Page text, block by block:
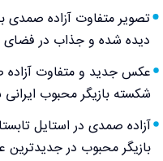
تصویر متفاوت آزاده صمدی
دیده شده و جذاب در
شکسته بازیگر محبوب
آزاده صمدی در استایل
بازیگر محبوب در جدیدترین